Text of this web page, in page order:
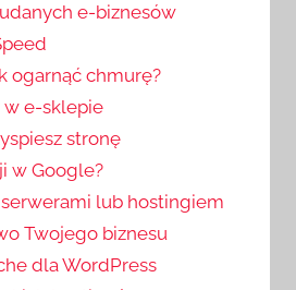
e-biznesów
ogarnąć chmurę?
w e-sklepie
stronę
w Google?
lub hostingiem
Twojego biznesu
dla WordPress